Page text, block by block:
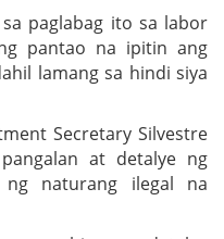
paglabag ito sa labor
pantao na ipitin ang
lamang sa hindi siya
Secretary Silvestre
at detalye ng
ng naturang ilegal na